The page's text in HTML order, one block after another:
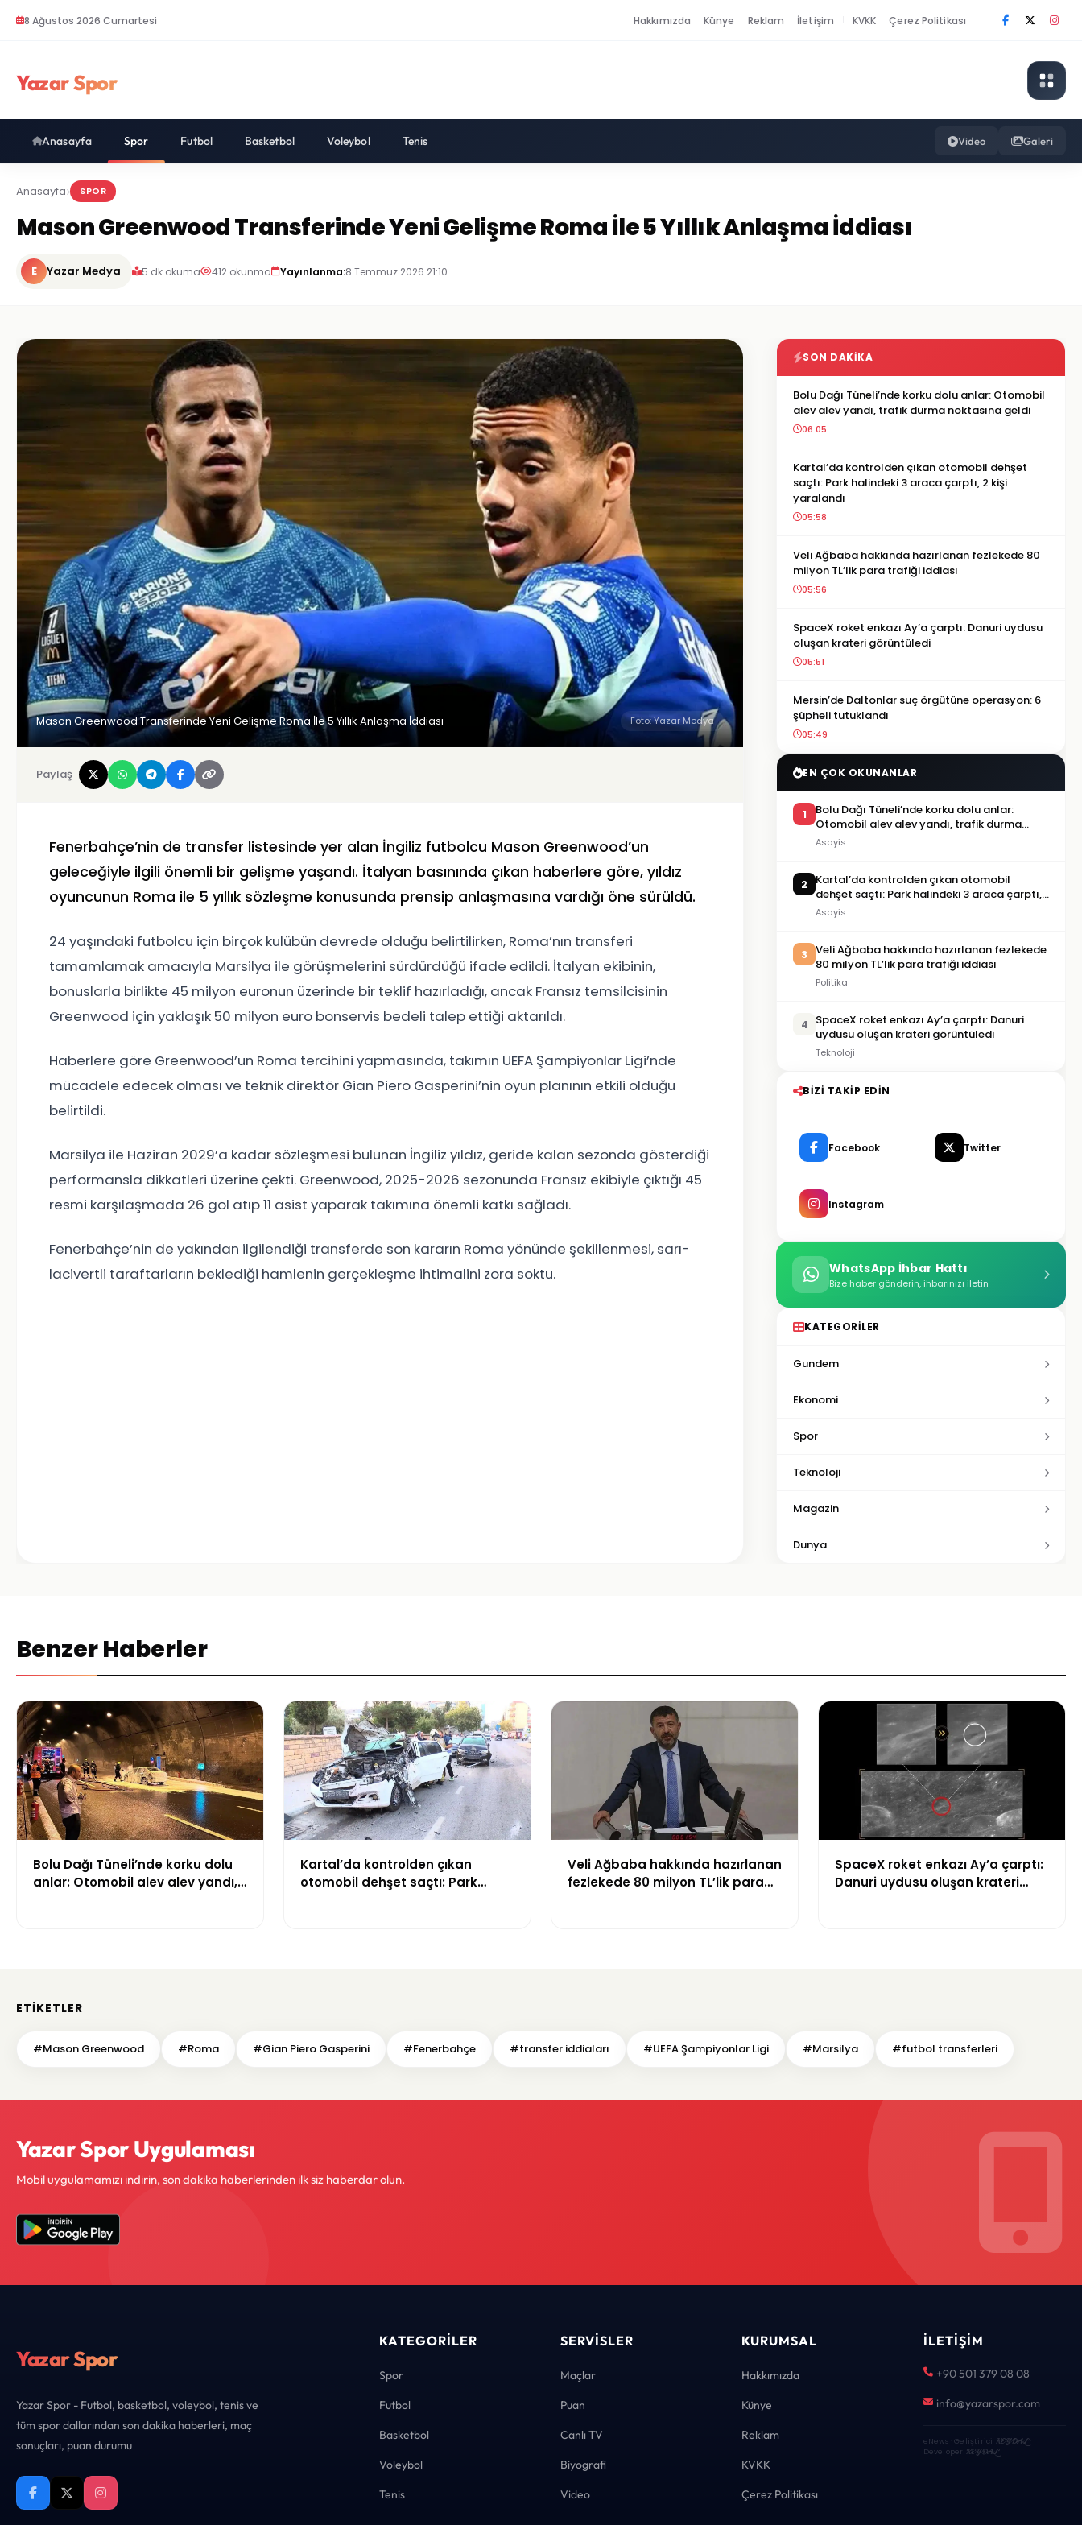
8 Ağustos 2026 Cumartesi Hakkımızda Künye Reklam İletişim KVKK Çerez Politikası
Yazar Spor
Anasayfa Spor Futbol Basketbol Voleybol Tenis Video Galeri
Anasayfa SPOR
Mason Greenwood Transferinde Yeni Gelişme Roma İle 5 Yıllık Anlaşma İddiası
E Yazar Medya 5 dk okuma 412 okunma Yayınlanma:8 Temmuz 2026 21:10
Mason Greenwood Transferinde Yeni Gelişme Roma İle 5 Yıllık Anlaşma İddiası Foto: Yazar Medya
Paylaş
Fenerbahçe’nin de transfer listesinde yer alan İngiliz futbolcu Mason Greenwood’un
geleceğiyle ilgili önemli bir gelişme yaşandı. İtalyan basınında çıkan haberlere göre, yıldız
oyuncunun Roma ile 5 yıllık sözleşme konusunda prensip anlaşmasına vardığı öne sürüldü.
24 yaşındaki futbolcu için birçok kulübün devrede olduğu belirtilirken, Roma’nın transferi
tamamlamak amacıyla Marsilya ile görüşmelerini sürdürdüğü ifade edildi. İtalyan ekibinin,
bonuslarla birlikte 45 milyon euronun üzerinde bir teklif hazırladığı, ancak Fransız temsilcisinin
Greenwood için yaklaşık 50 milyon euro bonservis bedeli talep ettiği aktarıldı.
Haberlere göre Greenwood’un Roma tercihini yapmasında, takımın UEFA Şampiyonlar Ligi’nde
mücadele edecek olması ve teknik direktör Gian Piero Gasperini’nin oyun planının etkili olduğu
belirtildi.
Marsilya ile Haziran 2029’a kadar sözleşmesi bulunan İngiliz yıldız, geride kalan sezonda gösterdiği
performansla dikkatleri üzerine çekti. Greenwood, 2025-2026 sezonunda Fransız ekibiyle çıktığı 45
resmi karşılaşmada 26 gol atıp 11 asist yaparak takımına önemli katkı sağladı.
Fenerbahçe’nin de yakından ilgilendiği transferde son kararın Roma yönünde şekillenmesi, sarı-
lacivertli taraftarların beklediği hamlenin gerçekleşme ihtimalini zora soktu.
SON DAKIKA
Bolu Dağı Tüneli’nde korku dolu anlar: Otomobil
alev alev yandı, trafik durma noktasına geldi
06:05
Kartal’da kontrolden çıkan otomobil dehşet
saçtı: Park halindeki 3 araca çarptı, 2 kişi
yaralandı
05:58
Veli Ağbaba hakkında hazırlanan fezlekede 80
milyon TL’lik para trafiği iddiası
05:56
SpaceX roket enkazı Ay’a çarptı: Danuri uydusu
oluşan krateri görüntüledi
05:51
Mersin’de Daltonlar suç örgütüne operasyon: 6
şüpheli tutuklandı
05:49
EN ÇOK OKUNANLAR
1
Bolu Dağı Tüneli’nde korku dolu anlar:
Otomobil alev alev yandı, trafik durma
noktasına geldi
Asayis
2
Kartal’da kontrolden çıkan otomobil
dehşet saçtı: Park halindeki 3 araca çarptı,
2 kişi yaralandı
Asayis
3
Veli Ağbaba hakkında hazırlanan fezlekede
80 milyon TL’lik para trafiği iddiası
Politika
4
SpaceX roket enkazı Ay’a çarptı: Danuri
uydusu oluşan krateri görüntüledi
Teknoloji
BIZI TAKIP EDIN
Facebook Twitter
Instagram
WhatsApp İhbar Hattı
Bize haber gönderin, ihbarınızı iletin
KATEGORILER
Gundem
Ekonomi
Spor
Teknoloji
Magazin
Dunya
Benzer Haberler
Bolu Dağı Tüneli’nde korku dolu
anlar: Otomobil alev alev yandı,
Kartal’da kontrolden çıkan
otomobil dehşet saçtı: Park
Veli Ağbaba hakkında hazırlanan
fezlekede 80 milyon TL’lik para
SpaceX roket enkazı Ay’a çarptı:
Danuri uydusu oluşan krateri
ETIKETLER
#Mason Greenwood #Roma #Gian Piero Gasperini #Fenerbahçe #transfer iddiaları #UEFA Şampiyonlar Ligi #Marsilya #futbol transferleri
Yazar Spor Uygulaması
Mobil uygulamamızı indirin, son dakika haberlerinden ilk siz haberdar olun.
Yazar Spor
Yazar Spor - Futbol, basketbol, voleybol, tenis ve
tüm spor dallarından son dakika haberleri, maç
sonuçları, puan durumu
KATEGORILER
Spor
Futbol
Basketbol
Voleybol
Tenis
SERVISLER
Maçlar
Puan
Canlı TV
Biyografi
Video
KURUMSAL
Hakkımızda
Künye
Reklam
KVKK
Çerez Politikası
İLETIŞIM
+90 501 379 08 08
info@yazarspor.com
eNews · Geliştirici KEYDAL·
Developer KEYDAL